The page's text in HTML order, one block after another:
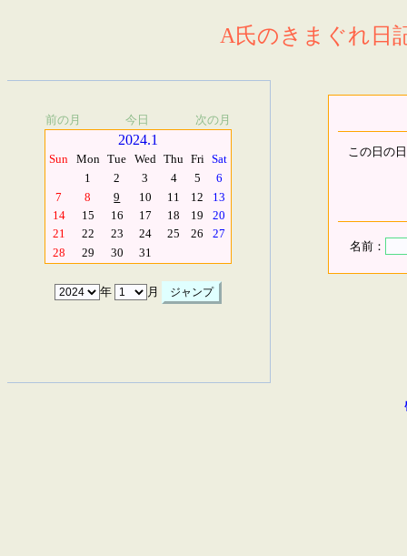
A氏のきまぐれ日
前の月 今日 次の月
2024.1
Sun Mon Tue Wed Thu Fri Sat
1
2 3 4 5
6
7
8 9 10 11 12
13
14
15 16 17 18 19
20
21
22 23 24 25 26
27
28
29 30 31
年 月
この日の
名前：